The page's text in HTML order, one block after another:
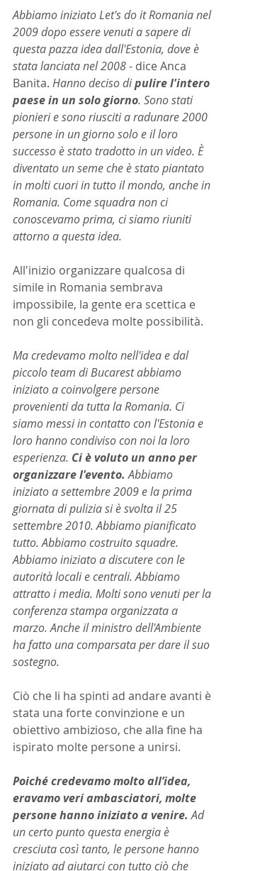
Abbiamo iniziato Let's do it Romania nel
2009 dopo essere venuti a sapere di
questa pazza idea dall'Estonia, dove è
stata lanciata nel 2008 - dice Anca
Banita. Hanno deciso di pulire l'intero
paese in un solo giorno. Sono stati
pionieri e sono riusciti a radunare 2000
persone in un giorno solo e il loro
successo è stato tradotto in un video. È
diventato un seme che è stato piantato
in molti cuori in tutto il mondo, anche in
Romania. Come squadra non ci
conoscevamo prima, ci siamo riuniti
attorno a questa idea.
All'inizio organizzare qualcosa di
simile in Romania sembrava
impossibile, la gente era scettica e
non gli concedeva molte possibilità.
Ma credevamo molto nell'idea e dal
piccolo team di Bucarest abbiamo
iniziato a coinvolgere persone
provenienti da tutta la Romania. Ci
siamo messi in contatto con l'Estonia e
loro hanno condiviso con noi la loro
esperienza. Ci è voluto un anno per
organizzare l'evento. Abbiamo
iniziato a settembre 2009 e la prima
giornata di pulizia si è svolta il 25
settembre 2010. Abbiamo pianificato
tutto. Abbiamo costruito squadre.
Abbiamo iniziato a discutere con le
autorità locali e centrali. Abbiamo
attratto i media. Molti sono venuti per la
conferenza stampa organizzata a
marzo. Anche il ministro dell'Ambiente
ha fatto una comparsata per dare il suo
sostegno.
Ciò che li ha spinti ad andare avanti è
stata una forte convinzione e un
obiettivo ambizioso, che alla fine ha
ispirato molte persone a unirsi.
Poiché credevamo molto all’idea,
eravamo veri ambasciatori, molte
persone hanno iniziato a venire. Ad
un certo punto questa energia è
cresciuta così tanto, le persone hanno
iniziato ad aiutarci con tutto ciò che